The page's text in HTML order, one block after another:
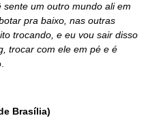
um outro mundo ali em
pra baixo, nas outras
trocando, e eu vou sair disso
trocar com ele em pé e é
Brasília)